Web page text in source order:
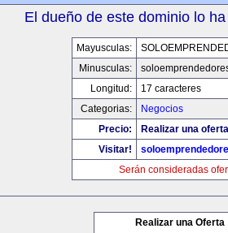
El dueño de este dominio lo
Mayusculas:
Minusculas:
Longitud:
17 caracteres
Categorias:
Negocios
Precio:
Realizar una
Visitar!
Serán consideradas
Realizar una Oferta